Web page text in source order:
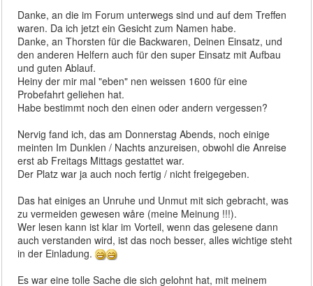
Danke, an die im Forum unterwegs sind und auf dem Treffen
waren. Da ich jetzt ein Gesicht zum Namen habe.
Danke, an Thorsten für die Backwaren, Deinen Einsatz, und
den anderen Helfern auch für den super Einsatz mit Aufbau
und guten Ablauf.
Heiny der mir mal "eben" nen weissen 1600 für eine
Probefahrt geliehen hat.
Habe bestimmt noch den einen oder andern vergessen?
Nervig fand ich, das am Donnerstag Abends, noch einige
meinten Im Dunklen / Nachts anzureisen, obwohl die Anreise
erst ab Freitags Mittags gestattet war.
Der Platz war ja auch noch fertig / nicht freigegeben.
Das hat einiges an Unruhe und Unmut mit sich gebracht, was
zu vermeiden gewesen wåre (meine Meinung !!!).
Wer lesen kann ist klar im Vorteil, wenn das gelesene dann
auch verstanden wird, ist das noch besser, alles wichtige steht
in der Einladung.
Es war eine tolle Sache die sich gelohnt hat, mit meinem